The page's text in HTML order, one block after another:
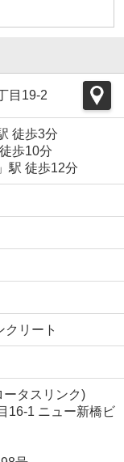
目19-2
徒歩3分
歩10分
駅 徒歩12分
クリート
タスリンク)
16-1 ニュー新橋ビ